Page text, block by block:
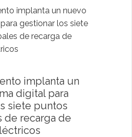
implanta un
digital para
siete puntos
de recarga de